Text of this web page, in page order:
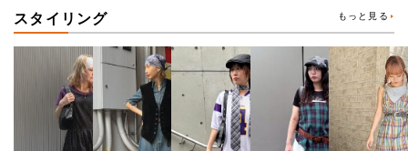
スタイリング もっと見る